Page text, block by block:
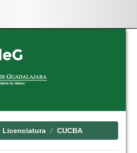
Licenciatura CUCBA